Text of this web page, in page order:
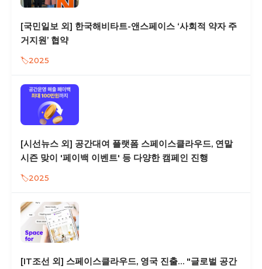
[국민일보 외] 한국해비타트-앤스페이스 ‘사회적 약자 주
거지원’ 협약
2025
[시선뉴스 외] 공간대여 플랫폼 스페이스클라우드, 연말
시즌 맞이 '페이백 이벤트' 등 다양한 캠페인 진행
2025
[IT조선 외] 스페이스클라우드, 영국 진출… "글로벌 공간